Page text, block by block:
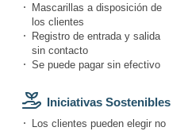
Mascarillas a disposición de
los clientes
Registro de entrada y salida
sin contacto
Se puede pagar sin efectivo
Iniciativas Sostenibles
Los clientes pueden elegir no